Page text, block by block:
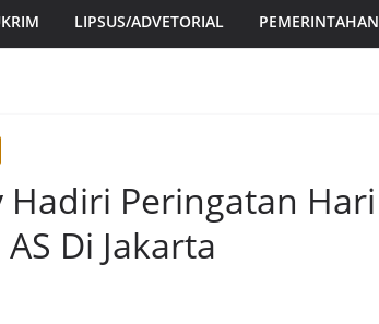
LIPSUS/ADVETORIAL PEMERINTAHAN
Peringatan Hari
Di Jakarta